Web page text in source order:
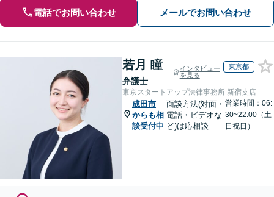
電話でお問い合わせ メールでお問い合わせ
若月 瞳
弁護士
インタビュー
を見る
東京都
東京スタートアップ法律事務所 新宿支店
成田市
からも相
談受付中
面談方法(対面・
電話・ビデオな
ど)は応相談
営業時間：06:
30~22:00（土
日祝日）